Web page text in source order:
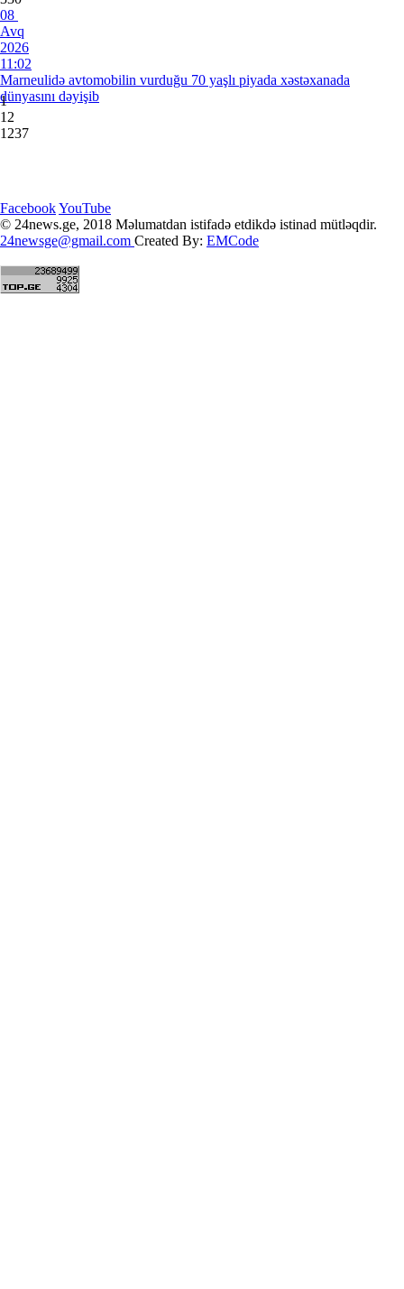
08
Avq
2026
11:02
Marneulidə avtomobilin vurduğu 70 yaşlı piyada xəstəxanada
dünyasını dəyişib
1
12
1237
FacebookYouTube
© 24news.ge, 2018 Məlumatdan istifadə etdikdə istinad mütləqdir.
24newsge@gmail.com Created By: EMCode